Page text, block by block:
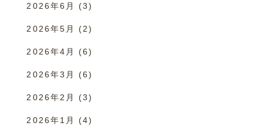
2026年6月 (3)
2026年5月 (2)
2026年4月 (6)
2026年3月 (6)
2026年2月 (3)
2026年1月 (4)